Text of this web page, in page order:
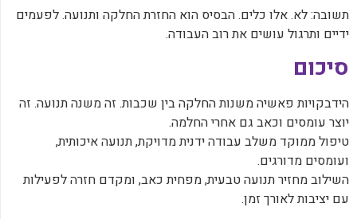
‏תשובה: לא. אלו כלים. הבסיס הוא החזרת החלקה ותנועה. לפעמים
ידיים ותרגול עושים את רוב העבודה.
‏סיכום
‏הידבקויות פאשיה משנות החלקה בין שכבות. זה משנה תנועה. זה
יוצר עומסים וכאב גם אחרי החלמה.
‏טיפול ממוקד משלב עבודה ידנית מדויקת, תנועה איכותית,
ועומסים מדורגים.
‏השילוב מחזיר תנועה טבעית, מפחית כאב, ומקדם חזרה לפעילות
עם יציבות לאורך זמן.